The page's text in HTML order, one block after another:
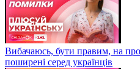
Вибачаюсь, бути правим, на
поширені серед українців